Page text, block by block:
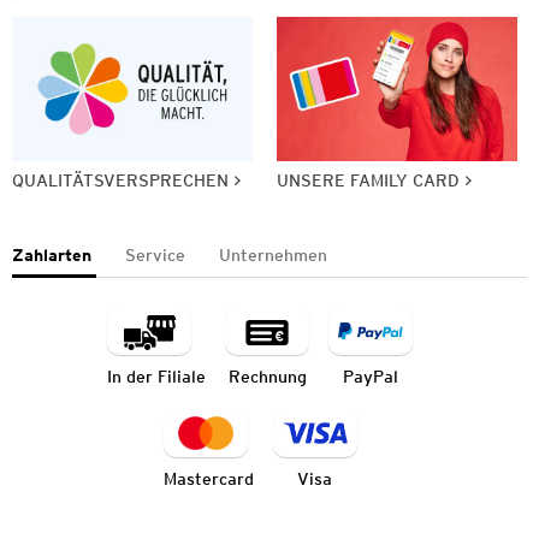
QUALITÄTSVERSPRECHEN UNSERE FAMILY CARD
Zahlarten Service Unternehmen
In der Filiale Rechnung PayPal
Mastercard Visa